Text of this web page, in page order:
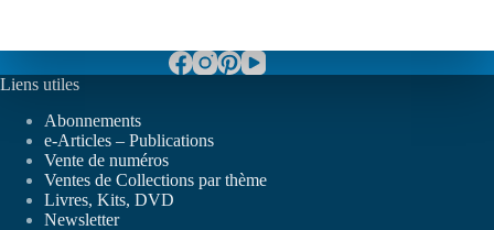
Liens utiles
Abonnements
e-Articles – Publications
Vente de numéros
Ventes de Collections par thème
Livres, Kits, DVD
Newsletter